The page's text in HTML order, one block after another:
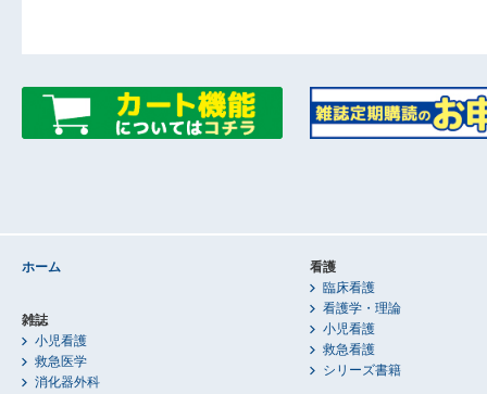
ホーム
雑誌
小児看護
救急医学
消化器外科
看護
臨床看護
看護学・理論
小児看護
救急看護
シリーズ書籍